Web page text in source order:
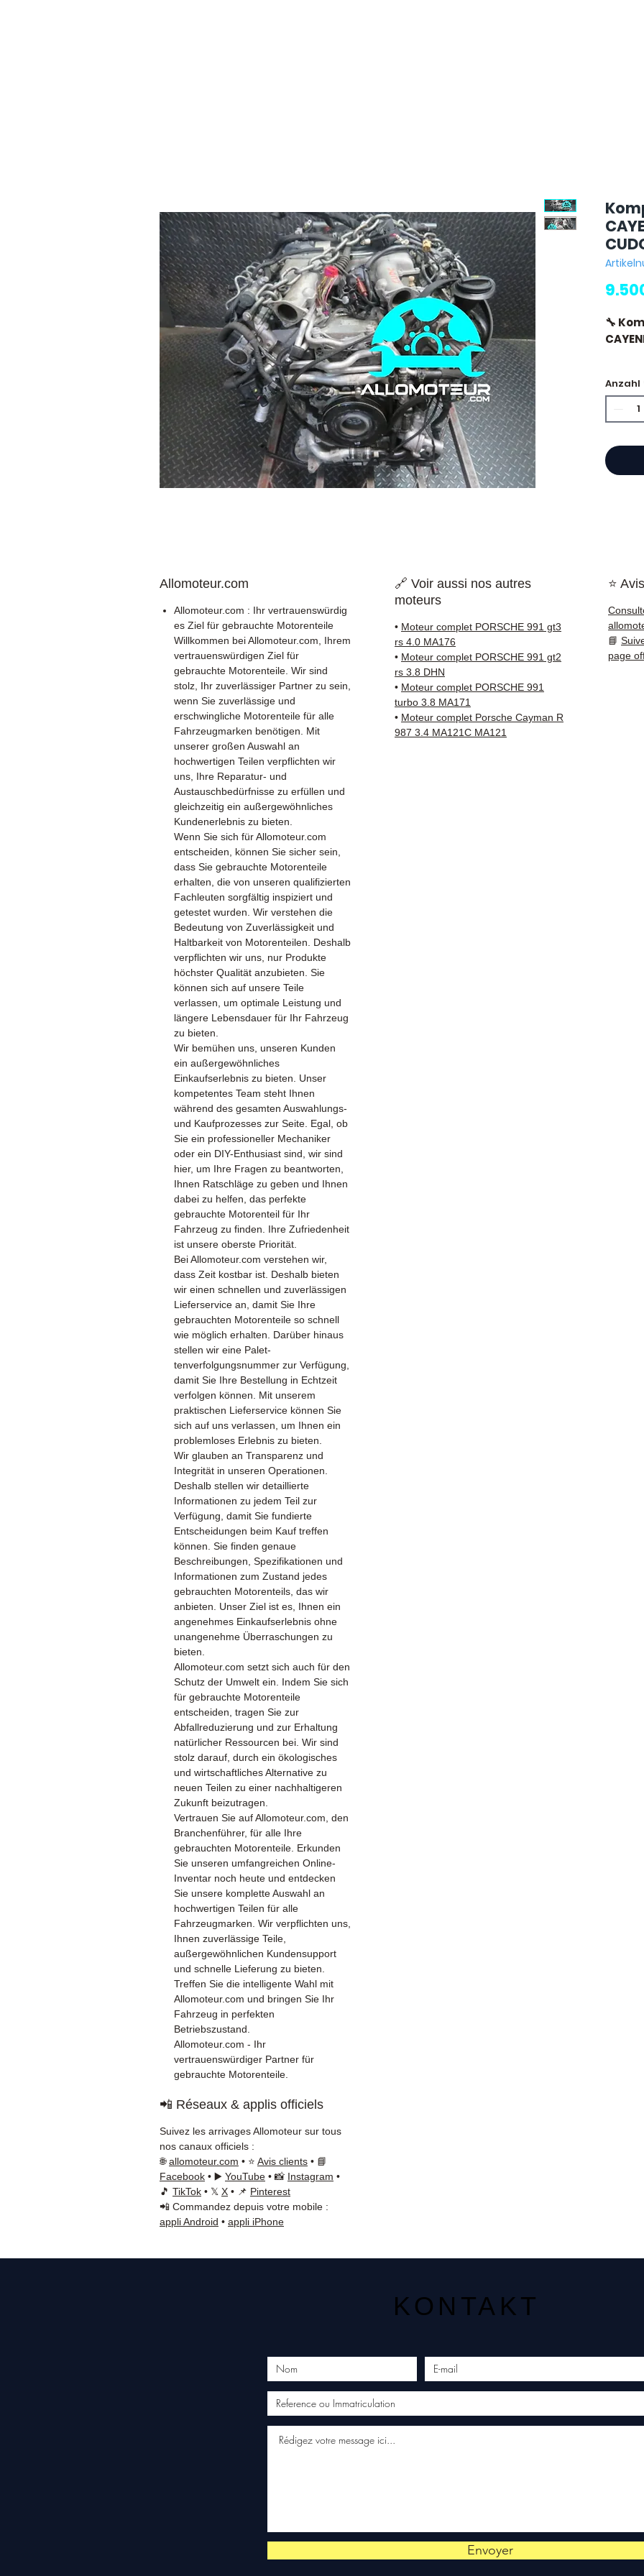
🔧
⭐
✅
Anzahl
Allomoteur.com
Allomoteur.com : Ihr vertrauenswürdig
es Ziel für gebrauchte Motorenteile
Willkommen bei Allomoteur.com, Ihrem
vertrauenswürdigen Ziel für
gebrauchte Motorenteile. Wir sind
stolz, Ihr zuverlässiger Partner zu sein,
wenn Sie zuverlässige und
erschwingliche Motorenteile für alle
Fahrzeugmarken benötigen. Mit
unserer großen Auswahl an
hochwertigen Teilen verpflichten wir
uns, Ihre Reparatur- und
Austauschbedürfnisse zu erfüllen und
gleichzeitig ein außergewöhnliches
Kundenerlebnis zu bieten.
Wenn Sie sich für Allomoteur.com
entscheiden, können Sie sicher sein,
dass Sie gebrauchte Motorenteile
erhalten, die von unseren qualifizierten
Fachleuten sorgfältig inspiziert und
getestet wurden. Wir verstehen die
Bedeutung von Zuverlässigkeit und
Haltbarkeit von Motorenteilen. Deshalb
verpflichten wir uns, nur Produkte
höchster Qualität anzubieten. Sie
können sich auf unsere Teile
verlassen, um optimale Leistung und
längere Lebensdauer für Ihr Fahrzeug
zu bieten.
Wir bemühen uns, unseren Kunden
ein außergewöhnliches
Einkaufserlebnis zu bieten. Unser
kompetentes Team steht Ihnen
während des gesamten Auswahlungs-
und Kaufprozesses zur Seite. Egal, ob
Sie ein professioneller Mechaniker
oder ein DIY-Enthusiast sind, wir sind
hier, um Ihre Fragen zu beantworten,
Ihnen Ratschläge zu geben und Ihnen
dabei zu helfen, das perfekte
gebrauchte Motorenteil für Ihr
Fahrzeug zu finden. Ihre Zufriedenheit
ist unsere oberste Priorität.
Bei Allomoteur.com verstehen wir,
dass Zeit kostbar ist. Deshalb bieten
wir einen schnellen und zuverlässigen
Lieferservice an, damit Sie Ihre
gebrauchten Motorenteile so schnell
wie möglich erhalten. Darüber hinaus
stellen wir eine Palet­
tenverfolgungsnummer zur Verfügung,
damit Sie Ihre Bestellung in Echtzeit
verfolgen können. Mit unserem
praktischen Lieferservice können Sie
sich auf uns verlassen, um Ihnen ein
problemloses Erlebnis zu bieten.
Wir glauben an Transparenz und
Integrität in unseren Operationen.
Deshalb stellen wir detaillierte
Informationen zu jedem Teil zur
Verfügung, damit Sie fundierte
Entscheidungen beim Kauf treffen
können. Sie finden genaue
Beschreibungen, Spezifikationen und
Informationen zum Zustand jedes
gebrauchten Motorenteils, das wir
anbieten. Unser Ziel ist es, Ihnen ein
angenehmes Einkaufserlebnis ohne
unangenehme Überraschungen zu
bieten.
Allomoteur.com setzt sich auch für den
Schutz der Umwelt ein. Indem Sie sich
für gebrauchte Motorenteile
entscheiden, tragen Sie zur
Abfallreduzierung und zur Erhaltung
natürlicher Ressourcen bei. Wir sind
stolz darauf, durch ein ökologisches
und wirtschaftliches Alternative zu
neuen Teilen zu einer nachhaltigeren
Zukunft beizutragen.
Vertrauen Sie auf Allomoteur.com, den
Branchenführer, für alle Ihre
gebrauchten Motorenteile. Erkunden
Sie unseren umfangreichen Online-
Inventar noch heute und entdecken
Sie unsere komplette Auswahl an
hochwertigen Teilen für alle
Fahrzeugmarken. Wir verpflichten uns,
Ihnen zuverlässige Teile,
außergewöhnlichen Kundensupport
und schnelle Lieferung zu bieten.
Treffen Sie die intelligente Wahl mit
Allomoteur.com und bringen Sie Ihr
Fahrzeug in perfekten
Betriebszustand.
Allomoteur.com - Ihr
vertrauenswürdiger Partner für
gebrauchte Motorenteile.
🔗 Voir aussi nos autres
moteurs
• Moteur complet PORSCHE 991 gt3
rs 4.0 MA176
• Moteur complet PORSCHE 991 gt2
rs 3.8 DHN
• Moteur complet PORSCHE 991
turbo 3.8 MA171
• Moteur complet Porsche Cayman R
987 3.4 MA121C MA121
⭐
📘
page
📲 Réseaux & applis officiels
Suivez les arrivages Allomoteur sur tous
nos canaux officiels :
🌐allomoteur.com • ⭐ Avis clients • 📘
Facebook • ▶️ YouTube • 📸 Instagram •
🎵 TikTok • 𝕏 X • 📌 Pinterest
📲 Commandez depuis votre mobile :
appli Android • appli iPhone
KONTAKT
Envoyer